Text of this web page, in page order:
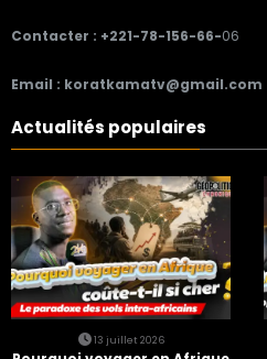
Contacter : +221-78-156-66-06
Email : koratkamatv@gmail.com
Actualités populaires
13 juillet 2026